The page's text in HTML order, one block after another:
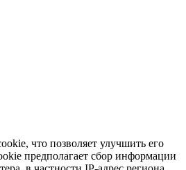
что позволяет улучшить его
предполагает сбор информации